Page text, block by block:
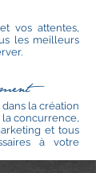
vos attentes,
les meilleurs
la création
concurrence,
et tous
à votre